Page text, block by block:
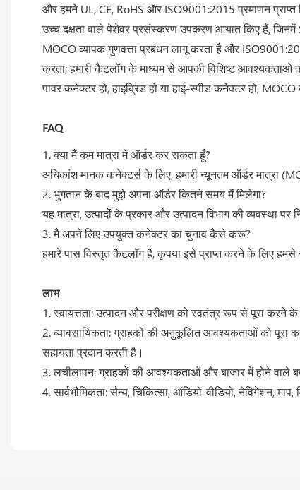
और हमने UL, CE, RoHS और ISO9001:2015 प्रमाणन
उच्च दक्षता वाले पेशेवर प्रसंस्करण उपकरण आयात किए हैं, जिनमें
MOCO व्यापक गुणवत्ता प्रबंधन लागू करता है और
करता; हमारी कैटलॉग के माध्यम से आपकी विशिष्ट
पावर कनेक्टर हो, हाइब्रिड हो या हाई-स्पीड कनेक्टर हो,
FAQ
1. क्या मैं कम मात्रा में ऑर्डर कर सकता हूँ?
अधिकांश मानक कनेक्टर्स के लिए, हमारी न्यूनतम ऑर्डर मात्रा
2. भुगतान के बाद मुझे अपना ऑर्डर कितने समय में मिलेगा?
यह मात्रा, उत्पादों के प्रकार और उत्पादन विभाग की व्यवस्था
3. मैं अपने लिए उपयुक्त कनेक्टर का चुनाव कैसे करूं?
हमारे पास विस्तृत कैटलॉग है, कृपया इसे प्राप्त करने के लिए हमसे
लाभ
1. स्वायत्तता: उत्पादन और परीक्षण को स्वतंत्र रूप से पूरा करने
2. व्यावसायिकता: ग्राहकों की अनुकूलित आवश्यकताओं को
सहायता प्रदान करती है।
3. लचीलापन: ग्राहकों की आवश्यकताओं और बाजार में होने वाले
4. सार्वभौमिकता: सैन्य, चिकित्सा, ऑडियो-वीडियो, नेविगेशन,